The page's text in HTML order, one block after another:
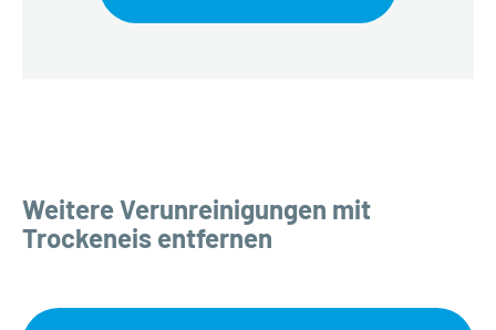
Weitere Verunreinigungen mit
Trockeneis entfernen